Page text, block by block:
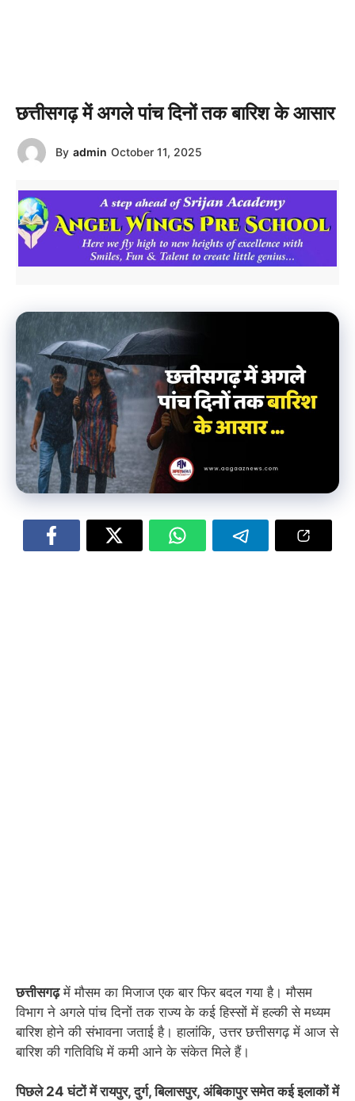
छत्तीसगढ़ में अगले पांच दिनों तक बारिश के आसार
By admin October 11, 2025
छत्तीसगढ़में मौसम का मिजाज एक बार फिर बदल गया है। मौसम
विभाग ने अगले पांच दिनों तक राज्य के कई हिस्सों में हल्की से मध्यम
बारिश होने की संभावना जताई है। हालांकि, उत्तर छत्तीसगढ़ में आज से
बारिश की गतिविधि में कमी आने के संकेत मिले हैं।
पिछले 24 घंटों में रायपुर, दुर्ग, बिलासपुर, अंबिकापुर समेत कई इलाकों में